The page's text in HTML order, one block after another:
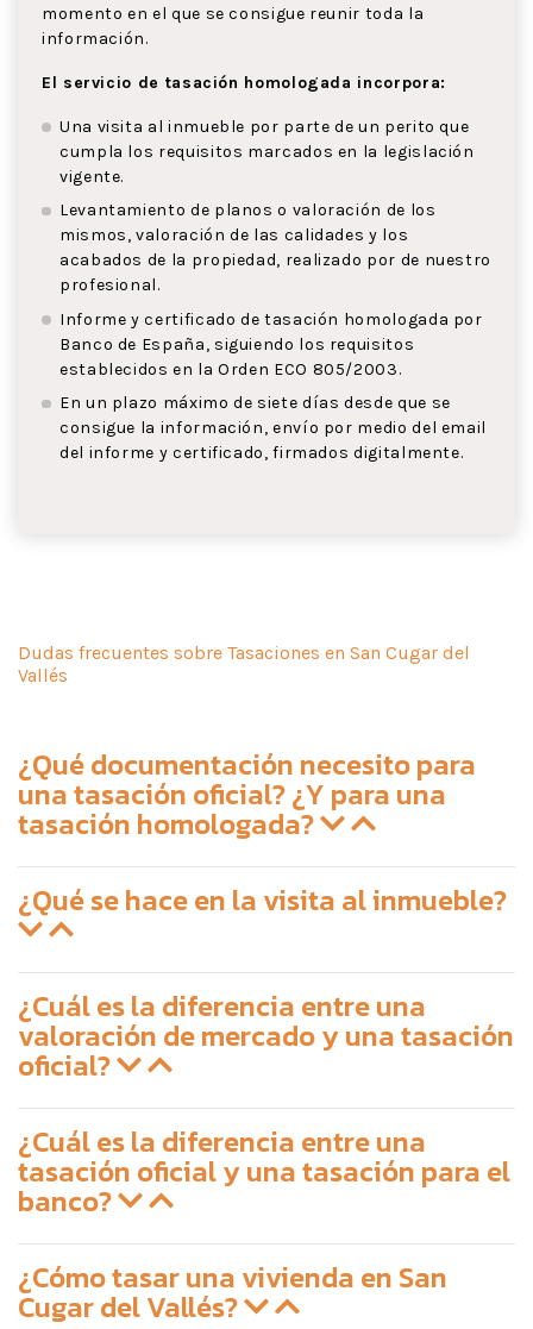
momento en el que se consigue reunir toda la
información.
El servicio de tasación homologada incorpora:
Una visita al inmueble por parte de un perito que
cumpla los requisitos marcados en la legislación
vigente.
Levantamiento de planos o valoración de los
mismos, valoración de las calidades y los
acabados de la propiedad, realizado por de nuestro
profesional.
Informe y certificado de tasación homologada por
Banco de España, siguiendo los requisitos
establecidos en la Orden ECO 805/2003.
En un plazo máximo de siete días desde que se
consigue la información, envío por medio del email
del informe y certificado, firmados digitalmente.
Dudas frecuentes sobre Tasaciones en San Cugar del
Vallés
¿Qué documentación necesito para
una tasación oficial? ¿Y para una
tasación homologada?
¿Qué se hace en la visita al inmueble?
¿Cuál es la diferencia entre una
valoración de mercado y una tasación
oficial?
¿Cuál es la diferencia entre una
tasación oficial y una tasación para el
banco?
¿Cómo tasar una vivienda en San
Cugar del Vallés?